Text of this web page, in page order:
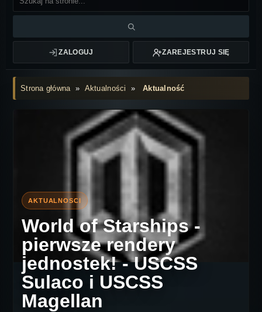
ZALOGUJ ZAREJESTRUJ SIĘ
Strona główna» Aktualności »Aktualność
World of Starships -
pierwsze rendery
jednostek! - USCSS
Sulaco i USCSS
Magellan